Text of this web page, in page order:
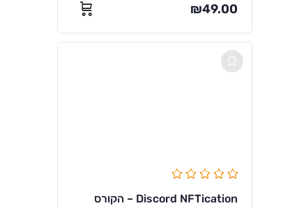
₪49.00
Discord NFTication – הקורס